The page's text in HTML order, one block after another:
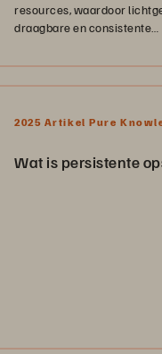
resources, waardoor
draagbare en consistente
implementatie mogelijk
2025 Artikel Pure
Wat is persistente